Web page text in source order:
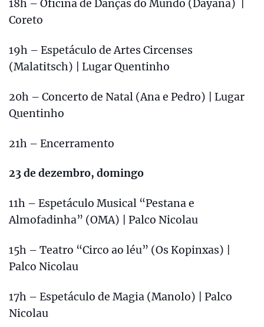
18h – Oficina de Danças do Mundo (Dayana) |
Coreto
19h – Espetáculo de Artes Circenses
(Malatitsch) | Lugar Quentinho
20h – Concerto de Natal (Ana e Pedro) | Lugar
Quentinho
21h – Encerramento
23 de dezembro, domingo
11h – Espetáculo Musical “Pestana e
Almofadinha” (OMA) | Palco Nicolau
15h – Teatro “Circo ao léu” (Os Kopinxas) |
Palco Nicolau
17h – Espetáculo de Magia (Manolo) | Palco
Nicolau